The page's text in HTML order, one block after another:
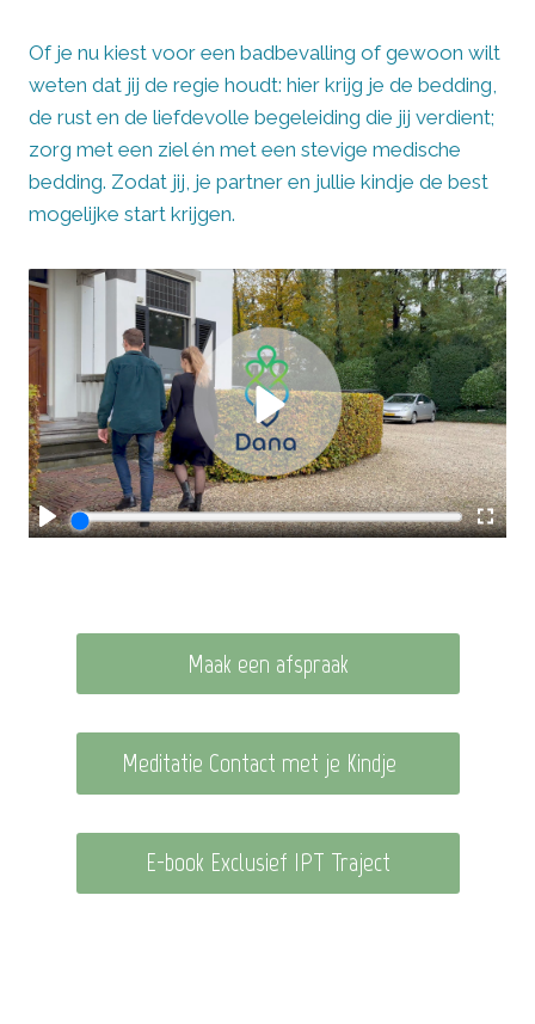
Of je nu kiest voor een badbevalling of gewoon wilt
weten dat jij de regie houdt: hier krijg je de bedding,
de rust en de liefdevolle begeleiding die jij verdient;
zorg met een ziel én met een stevige medische
bedding. Zodat jij, je partner en jullie kindje de best
mogelijke start krijgen.
Maak een afspraak
Meditatie Contact met je Kindje
E-book Exclusief IPT Traject